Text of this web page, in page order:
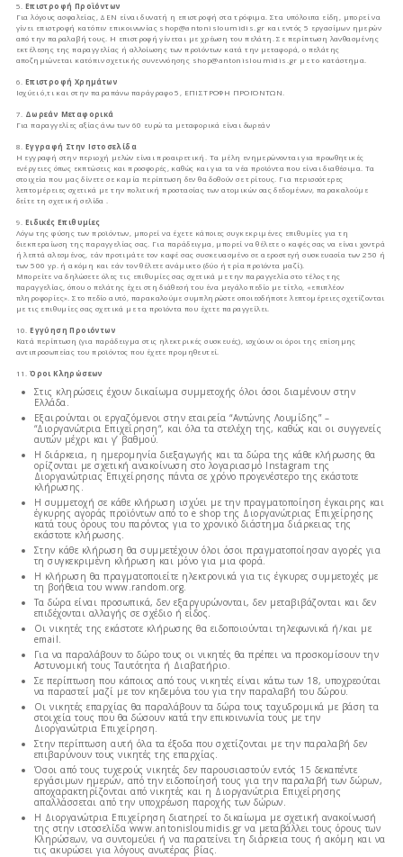
5. Επιστροφή Προϊόντων
Για λόγους ασφαλείας, ΔΕΝ είναι δυνατή η επιστροφή στα τρόφιμα. Στα υπόλοιπα είδη, μπορεί να
γίνει επιστροφή κατόπιν επικοινωνίας shop@antonisloumidis.gr και εντός 5 εργασίμων ημερών
από την παραλαβή τους. Η επιστροφή γίνεται με χρέωση του πελάτη. Σε περίπτωση λανθασμένης
εκτέλεσης της παραγγελίας ή αλλοίωσης των προϊόντων κατά την μεταφορά, ο πελάτης
αποζημιώνεται κατόπιν σχετικής συνεννόησης shop@antonisloumidis.gr με το κατάστημα.
6. Επιστροφή Χρημάτων
Ισχύει ό,τι και στην παραπάνω παράγραφο 5, ΕΠΙΣΤΡΟΦΗ ΠΡΟΪΟΝΤΩΝ.
7.
Δωρεάν Μεταφορικά
Για παραγγελίες αξίας άνω των 60 ευρώ τα μεταφορικά είναι δωρεάν
8. Εγγραφή Στην Ιστοσελίδα
Η εγγραφή στην περιοχή μελών είναι προαιρετική. Τα μέλη ενημερώνονται για προωθητικές
ενέργειες όπως εκπτώσεις και προσφορές, καθώς και για τα νέα προϊόντα που είναι διαθέσιμα. Τα
στοιχεία που μας δίνετε σε καμία περίπτωση δεν θα δοθούν σε τρίτους. Για περισσότερες
λεπτομέρειες σχετικά με την πολιτική προστασίας των ατομικών σας δεδομένων, παρακαλούμε
δείτε τη σχετική σελίδα .
9. Ειδικές Επιθυμίες
Λόγω της φύσης των προϊόντων, μπορεί να έχετε κάποιες συγκεκριμένες επιθυμίες για τη
διεκπεραίωση της παραγγελίας σας. Για παράδειγμα, μπορεί να θέλετε ο καφές σας να είναι χοντρά
ή λεπτά αλεσμένος, εάν προτιμάτε τον καφέ σας συσκευασμένο σε αεροστεγή συσκευασία των 250 ή
των 500 γρ. ή ακόμη και εάν τον θέλετε ανάμικτο (δύο ή τρία προϊόντα μαζί).
Μπορείτε να δηλώσετε όλες τις επιθυμίες σας σχετικά με την παραγγελία στο τέλος της
παραγγελίας, όπου ο πελάτης έχει στη διάθεσή του ένα μεγάλο πεδίο με τίτλο, «επιπλέον
πληροφορίες». Στο πεδίο αυτό, παρακαλούμε συμπληρώστε οποιεσδήποτε λεπτομέρειες σχετίζονται
με τις επιθυμίες σας σχετικά με τα προϊόντα που έχετε παραγγείλει.
10.Εγγύηση Προιόντων
Κατά περίπτωση (για παράδειγμα στις ηλεκτρικές συσκευές), ισχύουν οι όροι της επίσημης
αντιπροσωπείας του προϊόντος που έχετε προμηθευτεί.
11.Όροι Κληρώσεων
Στις κληρώσεις έχουν δικαίωμα συμμετοχής όλοι όσοι διαμένουν στην
Ελλάδα.
Εξαιρούνται οι εργαζόμενοι στην εταιρεία “Αντώνης Λουμίδης” –
“Διοργανώτρια Επιχείρηση“, και όλα τα στελέχη της, καθώς και οι συγγενείς
αυτών μέχρι και γ’ βαθμού.
Η διάρκεια, η ημερομηνία διεξαγωγής και τα δώρα της κάθε κλήρωσης θα
ορίζονται με σχετική ανακοίνωση στο λογαριασμό Instagram της
Διοργανώτριας Επιχείρησης πάντα σε χρόνο προγενέστερο της εκάστοτε
κλήρωσης.
Η συμμετοχή σε κάθε κλήρωση ισχύει με την πραγματοποίηση έγκαιρης και
έγκυρης αγοράς προϊόντων από το e shop της Διοργανώτριας Επιχείρησης
κατά τους όρους του παρόντος για το χρονικό διάστημα διάρκειας της
εκάστοτε κλήρωσης.
Στην κάθε κλήρωση θα συμμετέχουν όλοι όσοι πραγματοποίησαν αγορές για
τη συγκεκριμένη κλήρωση και μόνο για μια φορά.
Η κλήρωση θα πραγματοποιείτε ηλεκτρονικά για τις έγκυρες συμμετοχές με
τη βοήθεια του www.random.org.
Τα δώρα είναι προσωπικά, δεν εξαργυρώνονται, δεν μεταβιβάζονται και δεν
επιδέχονται αλλαγής σε σχέδιο ή είδος.
Οι νικητές της εκάστοτε κλήρωσης θα ειδοποιούνται τηλεφωνικά ή/και με
email.
Για να παραλάβουν το δώρο τους οι νικητές θα πρέπει να προσκομίσουν την
Αστυνομική τους Ταυτότητα ή Διαβατήριο.
Σε περίπτωση που κάποιος από τους νικητές είναι κάτω των 18, υποχρεούται
να παραστεί μαζί με τον κηδεμόνα του για την παραλαβή του δώρου.
Οι νικητές επαρχίας θα παραλάβουν τα δώρα τους ταχυδρομικά με βάση τα
στοιχεία τους που θα δώσουν κατά την επικοινωνία τους με την
Διοργανώτρια Επιχείρηση.
Στην περίπτωση αυτή όλα τα έξοδα που σχετίζονται με την παραλαβή δεν
επιβαρύνουν τους νικητές της επαρχίας.
Όσοι από τους τυχερούς νικητές δεν παρουσιαστούν εντός 15 δεκαπέντε
εργάσιμων ημερών, από την ειδοποίησή τους για την παραλαβή των δώρων,
αποχαρακτηρίζονται από νικητές και η Διοργανώτρια Επιχείρησης
απαλλάσσεται από την υποχρέωση παροχής των δώρων.
Η Διοργανώτρια Επιχείρηση διατηρεί το δικαίωμα με σχετική ανακοίνωσή
της στην ιστοσελίδα www.antonisloumidis.gr να μεταβάλλει τους όρους των
Κληρώσεων, να συντομεύει ή να παρατείνει τη διάρκεια τους ή ακόμη και να
τις ακυρώσει για λόγους ανωτέρας βίας.